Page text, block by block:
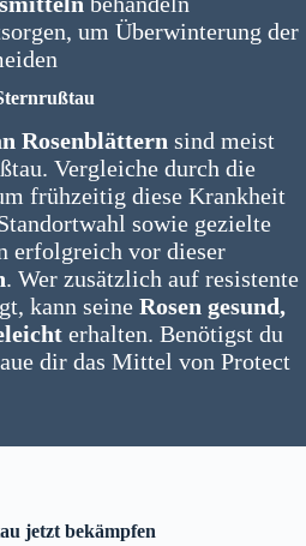
um Überwinterung der
Rosenblättern sind meist
Vergleiche durch die
frühzeitig diese Krankheit
sowie gezielte
erfolgreich vor dieser
. Wer zusätzlich auf resistente
kann seine Rosen gesund,
erhalten. Benötigst du
dir das Mittel von Protect
jetzt bekämpfen